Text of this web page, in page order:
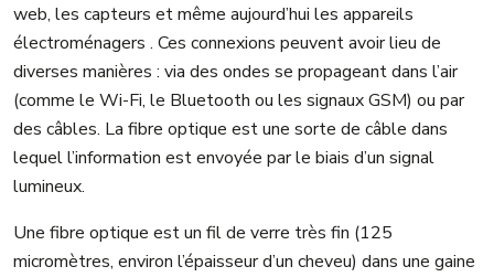
web, les capteurs et même aujourd’hui les appareils
électroménagers . Ces connexions peuvent avoir lieu de
diverses manières : via des ondes se propageant dans l’air
(comme le Wi-Fi, le Bluetooth ou les signaux GSM) ou par
des câbles. La fibre optique est une sorte de câble dans
lequel l’information est envoyée par le biais d’un signal
lumineux.
Une fibre optique est un fil de verre très fin (125
micromètres, environ l’épaisseur d’un cheveu) dans une gaine